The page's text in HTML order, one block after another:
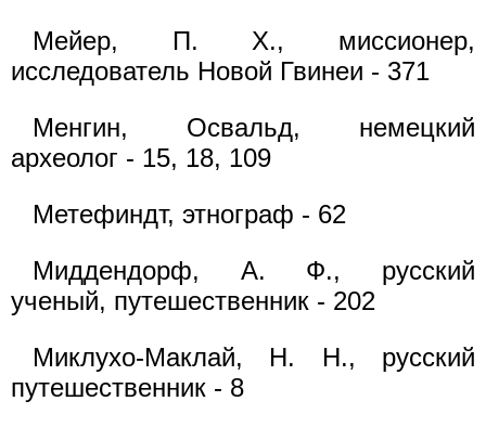
Мейер, П. X., миссионер,
исследователь Новой Гвинеи - 371
Менгин, Освальд, немецкий
археолог - 15, 18, 109
Метефиндт, этнограф - 62
Миддендорф, А. Ф., русский
ученый, путешественник - 202
Миклухо-Маклай, Н. Н., русский
путешественник - 8